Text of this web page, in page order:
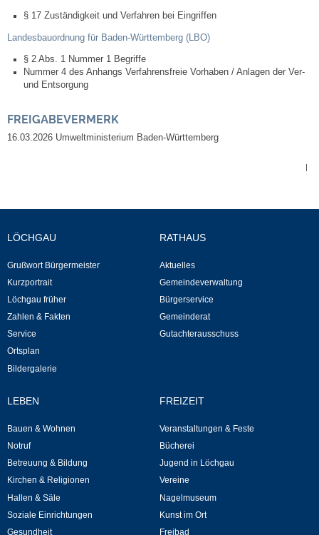
Schulen
Kindergärten
Musikschule
Neuapostolische Kirche
Hallen & Säle
Sporthalle Greuth
Freizeit
§ 17 Zuständigkeit und Verfahren bei Eingriffen
Landesbauordnung für Baden-Württemberg (LBO)
§ 2 Abs. 1 Nummer 1 Begriffe
Nummer 4 des Anhangs Verfahrensfreie Vorhaben / Anlagen der Ver-
und Entsorgung
FREIGABEVERMERK
16.03.2026 Umweltministerium Baden-Württemberg
|
LÖCHGAU
Grußwort Bürgermeister
Kurzportrait
Löchgau früher
Zahlen & Fakten
Service
Ortsplan
Bildergalerie
RATHAUS
Aktuelles
Gemeindeverwaltung
Bürgerservice
Gemeinderat
Gutachterausschuss
LEBEN
Bauen & Wohnen
Notruf
Betreuung & Bildung
Kirchen & Religionen
Hallen & Säle
Soziale Einrichtungen
Gesundheit
FREIZEIT
Veranstaltungen & Feste
Bücherei
Jugend in Löchgau
Vereine
Nagelmuseum
Kunst im Ort
Freibad